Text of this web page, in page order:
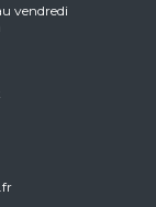
vendredi